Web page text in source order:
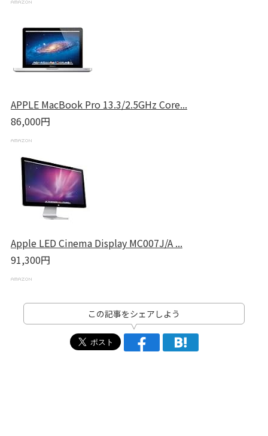
APPLE MacBook Pro 13.3/2.5GHz Core...
86,000円
Apple LED Cinema Display MC007J/A ...
91,300円
この記事をシェアしよう